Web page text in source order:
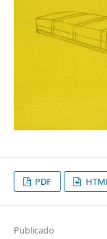
PDF
Publicado